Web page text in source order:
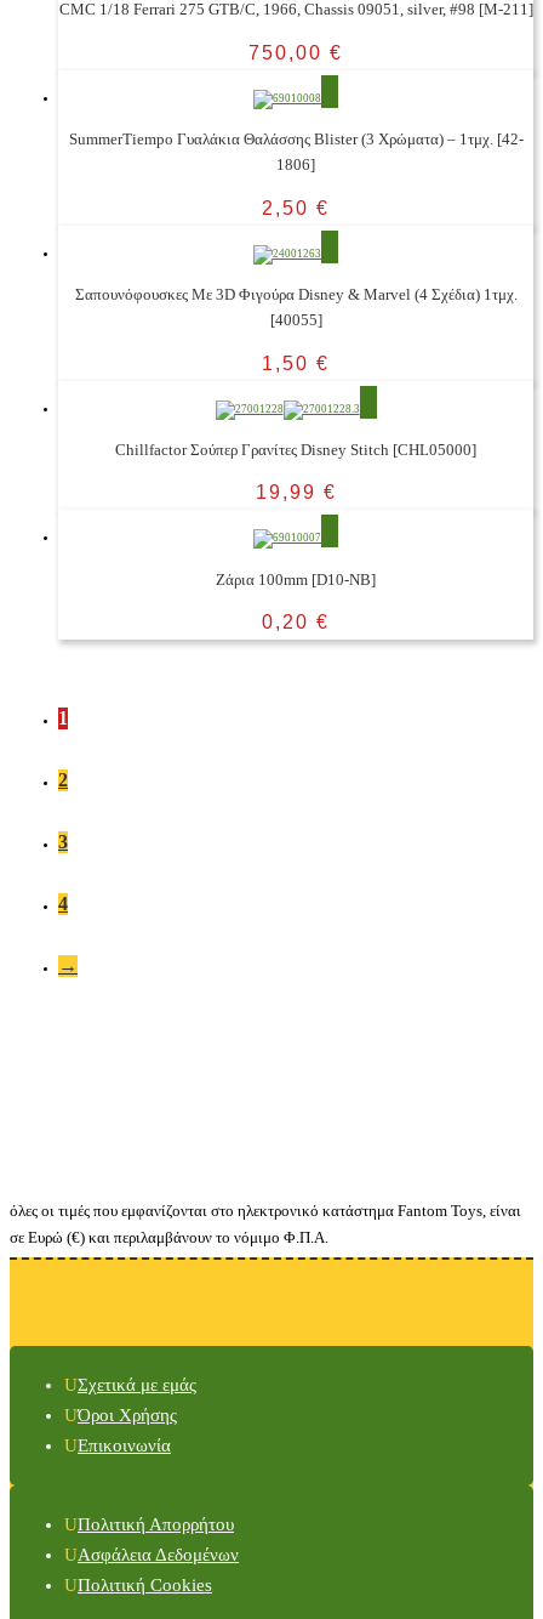
CMC 1/18 Ferrari 275 GTB/C, 1966, Chassis 09051, silver, #98 [M-211]
750,00 €
SummerTiempo Γυαλάκια Θαλάσσης Blister (3 Χρώματα) – 1τμχ. [42-
1806]
2,50 €
Σαπουνόφουσκες Με 3D Φιγούρα Disney & Marvel (4 Σχέδια) 1τμχ.
[40055]
1,50 €
Chillfactor Σούπερ Γρανίτες Disney Stitch [CHL05000]
19,99 €
Ζάρια 100mm [D10-NB]
0,20 €
1
2
3
4
→
όλες οι τιμές που εμφανίζονται στο ηλεκτρονικό κατάστημα Fantom Toys, είναι
σε Ευρώ (€) και περιλαμβάνουν το νόμιμο Φ.Π.Α.
Σχετικά με εμάς
Όροι Χρήσης
Επικοινωνία
Πολιτική Απορρήτου
Ασφάλεια Δεδομένων
Πολιτική Cookies